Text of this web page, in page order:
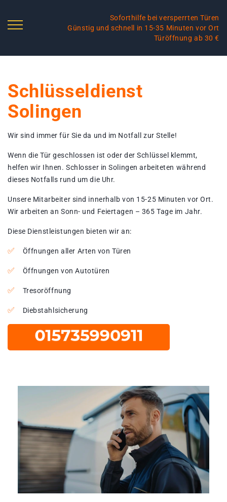
Soforthilfe bei versperrten Türen
Günstig und schnell in 15-35 Minuten vor Ort
Türöffnung ab 30 €
Schlüsseldienst
Solingen
Wir sind immer für Sie da und im Notfall zur Stelle!
Wenn die Tür geschlossen ist oder der Schlüssel klemmt,
helfen wir Ihnen. Schlosser in Solingen arbeiteten während
dieses Notfalls rund um die Uhr.
Unsere Mitarbeiter sind innerhalb von 15-25 Minuten vor Ort.
Wir arbeiten an Sonn- und Feiertagen – 365 Tage im Jahr.
Diese Dienstleistungen bieten wir an:
Öffnungen aller Arten von Türen
Öffnungen von Autotüren
Tresoröffnung
Diebstahlsicherung